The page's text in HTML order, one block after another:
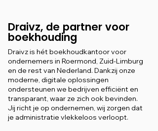
Draivz, de partner voor
boekhouding
Draivz is hét boekhoudkantoor voor
ondernemers in Roermond, Zuid-Limburg
en de rest van Nederland. Dankzij onze
moderne, digitale oplossingen
ondersteunen we bedrijven efficiënt en
transparant, waar ze zich ook bevinden.
Jij richt je op ondernemen, wij zorgen dat
je administratie vlekkeloos verloopt.